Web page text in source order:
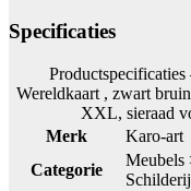
Specificaties
Wereldkaart , zwart
XXL, sieraad
Merk
Karo-art
Categorie
Meubels